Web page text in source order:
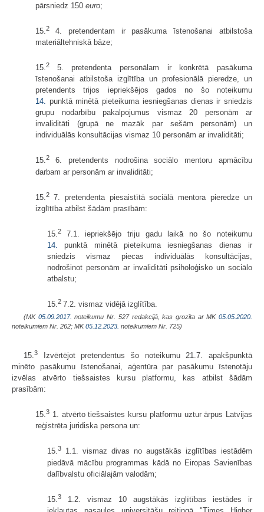
pārsniedz 150 euro;
15.2 4. pretendentam ir pasākuma īstenošanai atbilstoša
materiāltehniskā bāze;
15.2 5. pretendenta personālam ir konkrētā pasākuma
īstenošanai atbilstoša izglītība un profesionālā pieredze, un
pretendents trijos iepriekšējos gados no šo noteikumu
14. punktā minētā pieteikuma iesniegšanas dienas ir sniedzis
grupu nodarbību pakalpojumus vismaz 20 personām ar
invaliditāti (grupā ne mazāk par sešām personām) un
individuālās konsultācijas vismaz 10 personām ar invaliditāti;
15.2 6. pretendents nodrošina sociālo mentoru apmācību
darbam ar personām ar invaliditāti;
15.2 7. pretendenta piesaistītā sociālā mentora pieredze un
izglītība atbilst šādām prasībām:
15.2 7.1. iepriekšējo triju gadu laikā no šo noteikumu
14. punktā minētā pieteikuma iesniegšanas dienas ir
sniedzis vismaz piecas individuālās konsultācijas,
nodrošinot personām ar invaliditāti psiholoģisko un sociālo
atbalstu;
15.2 7.2. vismaz vidējā izglītība.
(MK 05.09.2017. noteikumu Nr. 527 redakcijā, kas grozīta ar MK05.05.2020.
noteikumiem Nr. 262; MK05.12.2023. noteikumiem Nr. 725)
15.3
Izvērtējot pretendentus šo noteikumu 21.7. apakšpunktā
minēto pasākumu īstenošanai, aģentūra par pasākumu īstenotāju
izvēlas atvērto tiešsaistes kursu platformu, kas atbilst šādām
prasībām:
15.3 1. atvērto tiešsaistes kursu platformu uztur ārpus Latvijas
reģistrēta juridiska persona un:
15.3
1.1. vismaz divas no augstākās izglītības iestādēm
piedāvā mācību programmas kādā no Eiropas Savienības
dalībvalstu oficiālajām valodām;
15.3
1.2. vismaz 10 augstākās izglītības iestādes ir